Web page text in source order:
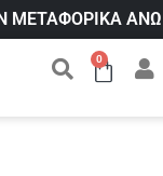
ΜΕΤΑΦΟΡΙΚΑ ΑΝΩ
0